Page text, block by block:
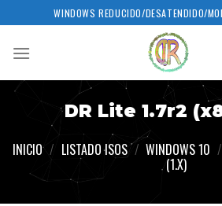
to
content
WINDOWS REDUCIDO/DESATENDIDO/
DR Lite 1.7r2
INICIO / LISTADO ISOS / WINDOWS 10 /
(1.X)